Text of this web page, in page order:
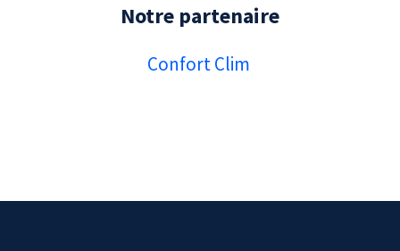
Notre partenaire
Confort Clim